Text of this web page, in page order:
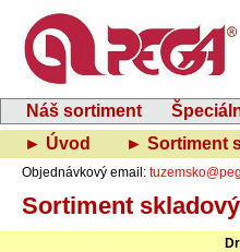
Náš sortiment
► Úvod
► Sortiment
Objednávkový email:
Sortiment